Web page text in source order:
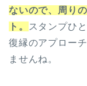
ないので、周り
ト。
スタンプひ
復縁のアプロー
ませんね。